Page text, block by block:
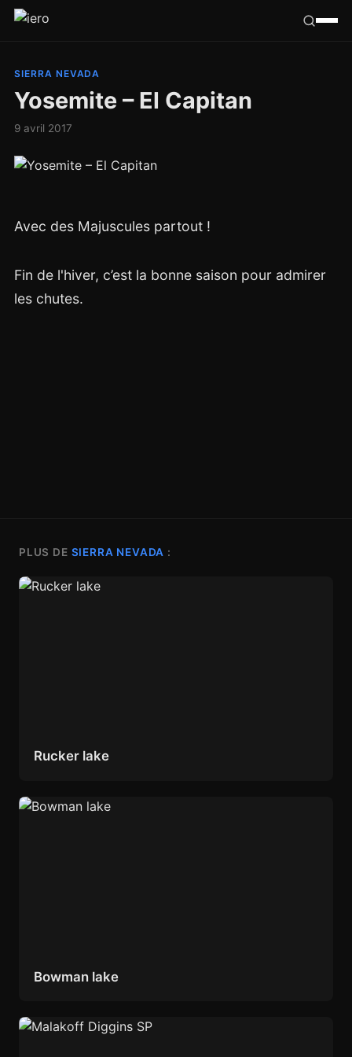
Congo
Hasard
SIERRA NEVADA
Yosemite – El Capitan
9 avril 2017
Avec des Majuscules partout !
Fin de l'hiver, c’est la bonne saison pour admirer
les chutes.
PLUS DE SIERRA NEVADA :
Rucker lake
Bowman lake